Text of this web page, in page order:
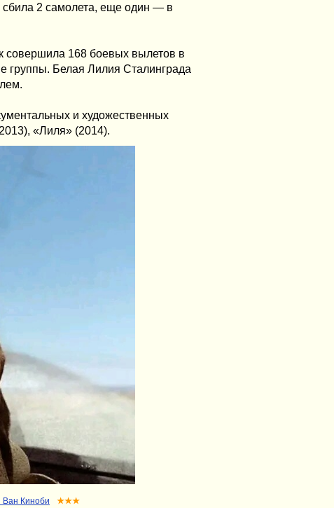
2 самолета, еще один — в
совершила 168 боевых вылетов в
группы. Белая Лилия Сталинграда
и художественных
«Лиля» (2014).
Ван Киноби ★★★